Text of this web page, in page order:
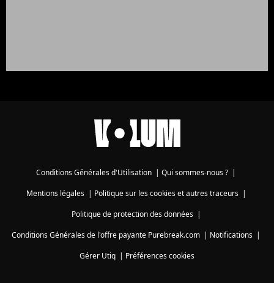
Conditions Générales d'Utilisation | Qui sommes-nous ? |
Mentions légales| Politique sur les cookies et autres traceurs|
Politique de protection des données|
Conditions Générales de l'offre payante Purebreak.com | Notifications |
Gérer Utiq | Préférences cookies